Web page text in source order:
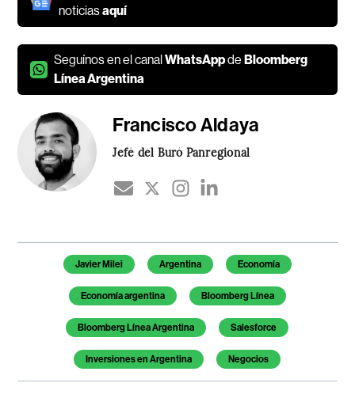
noticiasaquí
Seguínos en el canalWhatsAppdeBloomberg
Línea Argentina
Francisco Aldaya
Jefé del Buró Panregional
Temas de este artículo
Javier Milei Argentina Economía
Economía argentina Bloomberg Línea
Bloomberg Línea Argentina Salesforce
Inversiones en Argentina Negocios